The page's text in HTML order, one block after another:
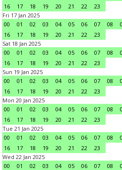
16
17 18 19 20 21 22
23
Fri 17 Jan 2025
00
01 02 03 04 05 06 07 08
16
17 18 19 20 21 22
23
Sat 18 Jan 2025
00
01 02 03 04 05 06 07 08
16
17 18 19 20 21 22
23
Sun 19 Jan 2025
00
01 02 03 04 05 06 07 08
16
17 18 19 20 21 22
23
Mon 20 Jan 2025
00
01 02 03 04 05 06 07 08
16
17 18 19 20 21 22
23
Tue 21 Jan 2025
00
01 02 03 04 05 06 07 08
16
17 18 19 20 21 22
23
Wed 22 Jan 2025
00
01 02 03 04 05 06 07 08